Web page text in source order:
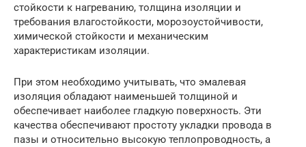
стойкости к нагреванию, толщина изоляции и
требования влагостойкости, морозоустойчивости,
химической стойкости и механическим
характеристикам изоляции.
При этом необходимо учитывать, что эмалевая
изоляция обладают наименьшей толщиной и
обеспечивает наиболее гладкую поверхность. Эти
качества обеспечивают простоту укладки провода в
пазы и относительно высокую теплопроводность, а